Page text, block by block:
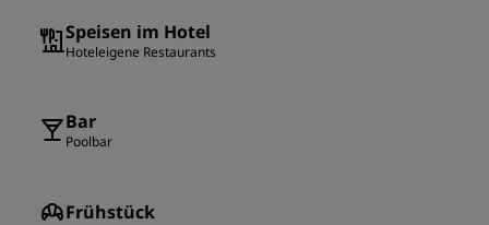
Speisen im Hotel
Hoteleigene Restaurants
Bar
Poolbar
Frühstück